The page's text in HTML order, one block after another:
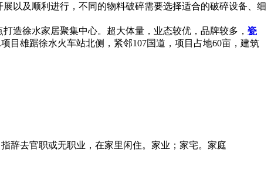
以及顺利进行，不同的物料破碎需要选择适合的破碎设备、细
造徐水家居聚集中心。超大体量，业态较优，品牌较多， 瓷
目雄踞徐水火车站北侧，紧邻107国道，项目占地60亩，建筑
辞去官职或无职业，在家里闲住。家业；家宅。家庭